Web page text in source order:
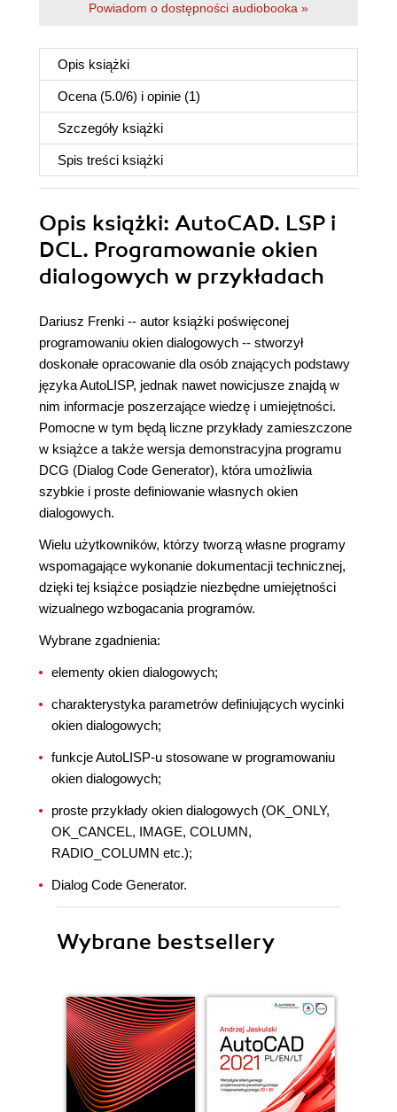
Powiadom o dostępności audiobooka »
Opis książki
Ocena (5.0/6) i opinie (1)
Szczegóły książki
Spis treści książki
Opis książki: AutoCAD. LSP i
DCL. Programowanie okien
dialogowych w przykładach
Dariusz Frenki -- autor książki poświęconej
programowaniu okien dialogowych -- stworzył
doskonałe opracowanie dla osób znających podstawy
języka AutoLISP, jednak nawet nowicjusze znajdą w
nim informacje poszerzające wiedzę i umiejętności.
Pomocne w tym będą liczne przykłady zamieszczone
w książce a także wersja demonstracyjna programu
DCG (Dialog Code Generator), która umożliwia
szybkie i proste definiowanie własnych okien
dialogowych.
Wielu użytkowników, którzy tworzą własne programy
wspomagające wykonanie dokumentacji technicznej,
dzięki tej książce posiądzie niezbędne umiejętności
wizualnego wzbogacania programów.
Wybrane zgadnienia:
elementy okien dialogowych;
charakterystyka parametrów definiujących wycinki
okien dialogowych;
funkcje AutoLISP-u stosowane w programowaniu
okien dialogowych;
proste przykłady okien dialogowych (OK_ONLY,
OK_CANCEL, IMAGE, COLUMN,
RADIO_COLUMN etc.);
Dialog Code Generator.
Wybrane bestsellery